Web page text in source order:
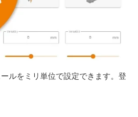
ルをミリ単位で設定できます。登